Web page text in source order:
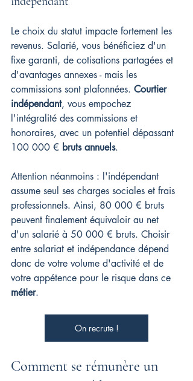
Le choix du statut impacte fortement les
revenus. Salarié, vous bénéficiez d'un
fixe garanti, de cotisations partagées et
d'avantages annexes - mais les
commissions sont plafonnées. Courtier
indépendant, vous empochez
l'intégralité des commissions et
honoraires, avec un potentiel dépassant
100 000 € bruts annuels.
Attention néanmoins : l'indépendant
assume seul ses charges sociales et frais
professionnels. Ainsi, 80 000 € bruts
peuvent finalement équivaloir au net
d'un salarié à 50 000 € bruts. Choisir
entre salariat et indépendance dépend
donc de votre volume d'activité et de
votre appétence pour le risque dans ce
métier.
On recrute !
Comment se rémunère un